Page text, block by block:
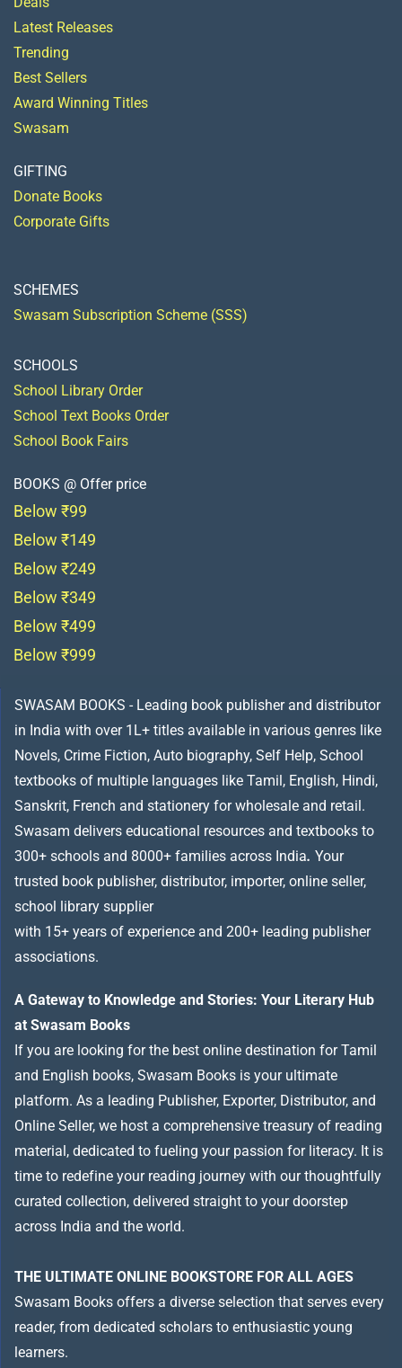
Latest Releases
Trending
Best Sellers
Award Winning Titles
Swasam
GIFTING
Donate Books
Corporate Gifts
SCHEMES
Swasam Subscription Scheme (SSS)
SCHOOLS
School Library Order
School Text Books Order
School Book Fairs
BOOKS @ Offer price
Below ₹99
Below ₹149
Below ₹249
Below ₹349
Below ₹499
Below ₹999
SWASAM BOOKS - Leading book publisher and distributor
in India with over 1L+ titles available in various genres like
Novels, Crime Fiction, Auto biography, Self Help, School
textbooks of multiple languages like Tamil, English, Hindi,
Sanskrit, French and stationery for wholesale and retail.
Swasam delivers educational resources and textbooks to
300+ schools and 8000+ families across India. Your
trusted book publisher, distributor, importer, online seller,
school library supplier
with 15+ years of experience and 200+ leading publisher
associations.
A Gateway to Knowledge and Stories: Your Literary Hub
at Swasam Books
If you are looking for the best online destination for Tamil
and English books, Swasam Books is your ultimate
platform. As a leading Publisher, Exporter, Distributor, and
Online Seller, we host a comprehensive treasury of reading
material, dedicated to fueling your passion for literacy. It is
time to redefine your reading journey with our thoughtfully
curated collection, delivered straight to your doorstep
across India and the world.
THE ULTIMATE ONLINE BOOKSTORE FOR ALL AGES
Swasam Books offers a diverse selection that serves every
reader, from dedicated scholars to enthusiastic young
learners.